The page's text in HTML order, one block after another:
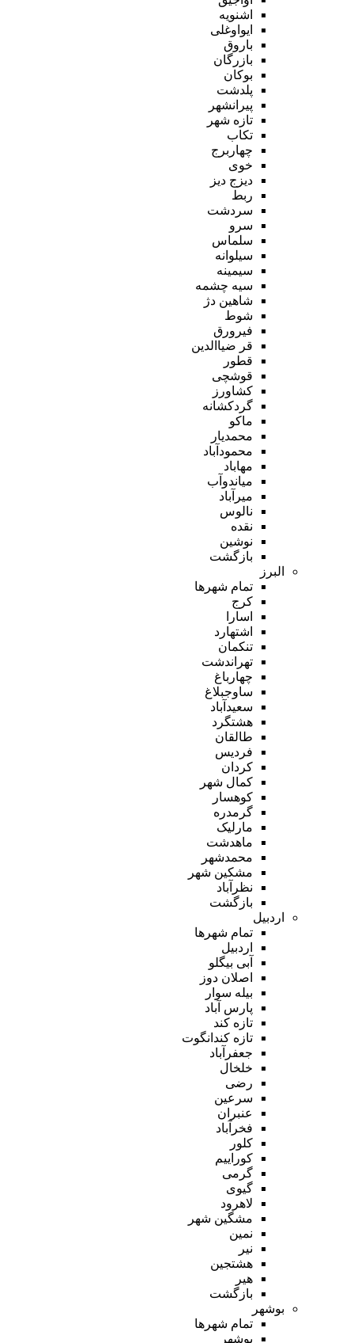
اشنویه
ایواوغلی
باروق
بازرگان
بوکان
پلدشت
پیرانشهر
تازه شهر
تکاب
چهاربرج
خوی
دیزج دیز
ربط
سردشت
سرو
سلماس
سیلوانه
سیمینه
سیه چشمه
شاهین دژ
شوط
فیرورق
قر ضیاالدین
قطور
قوشچی
کشاورز
گردکشانه
ماکو
محمدیار
محمودآباد
مهاباد
میاندوآب
میرآباد
نالوس
نقده
نوشین
بازگشت
البرز
تمام شهر‌ها
کرج
اسارا
اشتهارد
تنکمان
تهراندشت
چهارباغ
ساوجبلاغ
سعیدآباد
هشتگرد
طالقان
فردیس
کردان
کمال شهر
کوهسار
گرمدره
مارلیک
ماهدشت
محمدشهر
مشکین شهر
نظرآباد
بازگشت
اردبیل
تمام شهر‌ها
اردبیل
آبی بیگلو
اصلان دوز
بیله سوار
پارس آباد
تازه کند
تازه کندانگوت
جعفرآباد
خلخال
رضی
سرعین
عنبران
فخرآباد
کلور
کوراییم
گرمی
گیوی
لاهرود
مشگین شهر
نمین
نیر
هشتجین
هیر
بازگشت
بوشهر
تمام شهر‌ها
بوشهر